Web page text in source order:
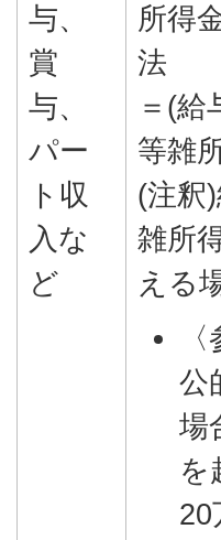
与、
賞
与、
パー
ト収
入な
ど
所得
法
＝(給
等雑
(注釈
雑所
える
公
場
を
20